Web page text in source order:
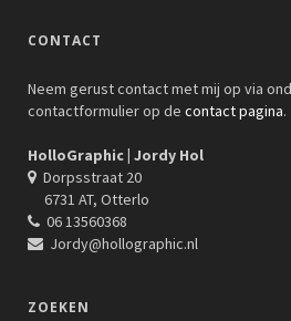
CONTACT
Neem gerust contact met mij op via
contactformulier op de contact pagina.
HolloGraphic | Jordy Hol
Dorpsstraat 20
6731 AT, Otterlo
06 13560368
Jordy@hollographic.nl
ZOEKEN